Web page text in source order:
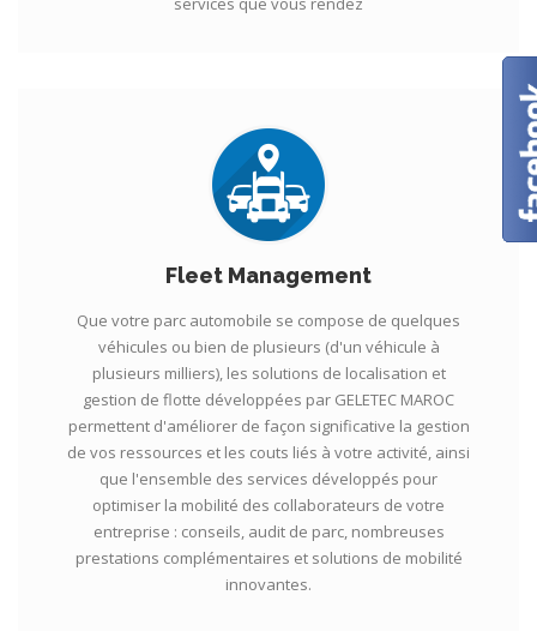
Fleet Management
Que votre parc automobile se compose de quelques
véhicules ou bien de plusieurs (d'un véhicule à
plusieurs milliers), les solutions de localisation et
gestion de flotte développées par GELETEC MAROC
permettent d'améliorer de façon significative la gestion
de vos ressources et les couts liés à votre activité, ainsi
que l'ensemble des services développés pour
optimiser la mobilité des collaborateurs de votre
entreprise : conseils, audit de parc, nombreuses
prestations complémentaires et solutions de mobilité
innovantes.